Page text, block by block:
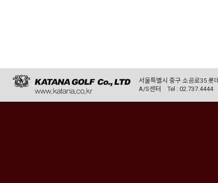
서울특별시 중구 소공로35 롯
A/S센터
Tel : 02.737.4444